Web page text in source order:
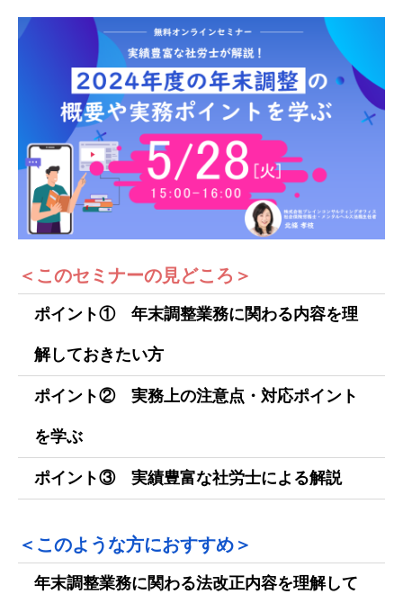
＜このセミナーの見どころ＞
ポイント① 年末調整業務に関わる内容を理
解しておきたい方
ポイント② 実務上の注意点・対応ポイント
を学ぶ
ポイント③ 実績豊富な社労士による解説
＜このような方におすすめ＞
年末調整業務に関わる法改正内容を理解して